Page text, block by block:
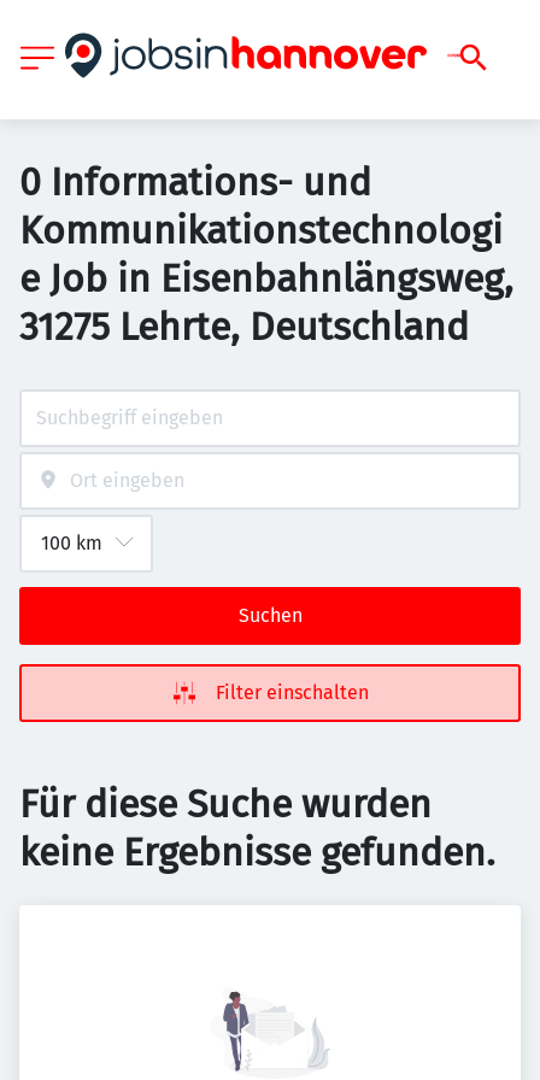
0 Informations- und
Kommunikationstechnologi
e Job in Eisenbahnlängsweg,
31275 Lehrte, Deutschland
Suchen
Filter einschalten
Für diese Suche wurden
keine Ergebnisse gefunden.